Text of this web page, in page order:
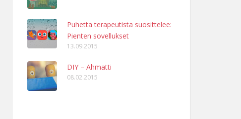
Puhetta terapeutista suosittelee:
Pienten sovellukset
13.09.2015
DIY – Ahmatti
08.02.2015